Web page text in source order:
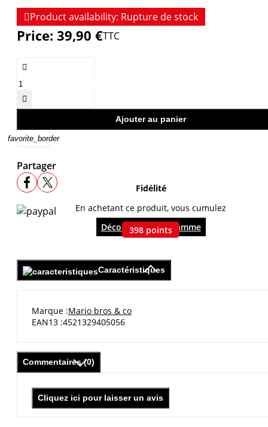
Price: 39,90 €TTC


Ajouter au panier
favorite_border
Product availability: Rupture de stock
Partager
Fidélité
En achetant ce produit, vous cumulez
398 points
Découvrir le programme
Caractéristiques
Marque Mario bros & co
EAN13 4521329405056
Commentaires (0)
Cliquez ici pour laisser un avis